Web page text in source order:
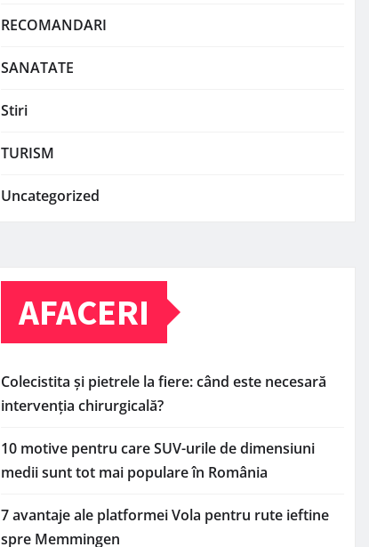
RECOMANDARI
SANATATE
Stiri
TURISM
Uncategorized
AFACERI
Colecistita și pietrele la fiere: când este necesară
intervenția chirurgicală?
10 motive pentru care SUV-urile de dimensiuni
medii sunt tot mai populare în România
7 avantaje ale platformei Vola pentru rute ieftine
spre Memmingen